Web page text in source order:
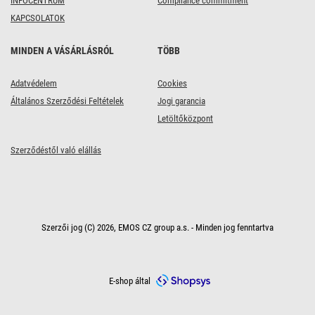
KAPCSOLATOK
MINDEN A VÁSÁRLÁSRÓL
Adatvédelem
Általános Szerződési Feltételek
TÖBB
Cookies
Jogi garancia
Letöltőközpont
Szerződéstől való elállás
Szerzői jog (C) 2026, EMOS CZ group a.s. - Minden jog fenntartva
E-shop által